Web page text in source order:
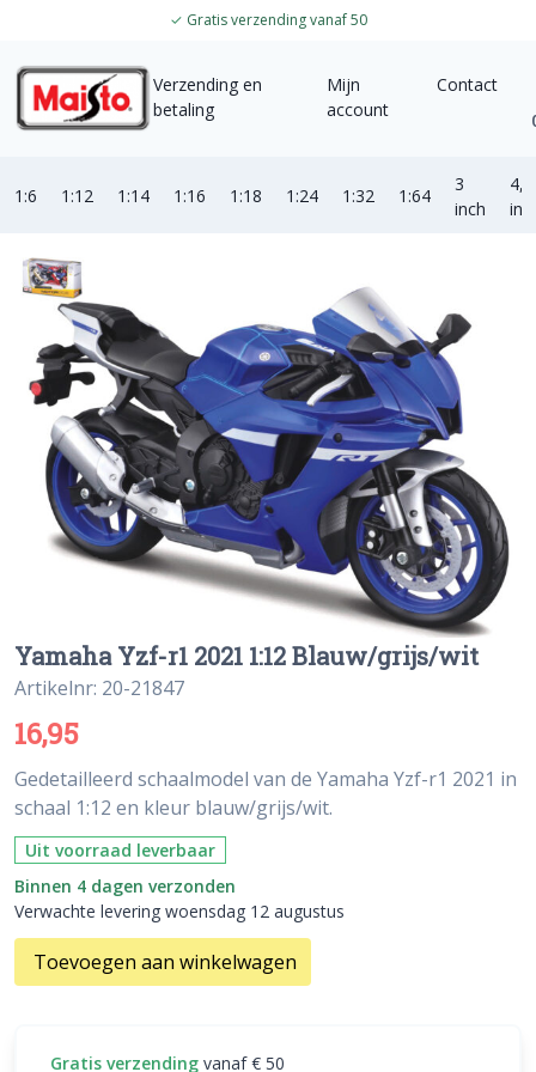
✓ Gratis verzending vanaf 50
Verzending en
betaling
Mijn
account
Contact
1:6 1:12 1:14 1:16 1:18 1:24 1:32 1:64
3
inch
4,5
Yamaha Yzf-r1 2021 1:12 Blauw/grijs/wit
Artikelnr: 20-21847
16,95
Gedetailleerd schaalmodel van de Yamaha Yzf-r1 2021 in
schaal 1:12 en kleur blauw/grijs/wit.
Uit voorraad leverbaar
Binnen 4 dagen verzonden
Verwachte levering woensdag 12 augustus
Toevoegen aan winkelwagen
Gratis verzending vanaf € 50